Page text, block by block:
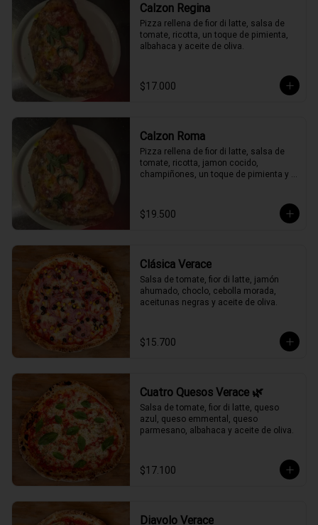
Calzon Regina
Pizza rellena de fior di latte, salsa de
tomate, ricotta, un toque de pimienta,
albahaca y aceite de oliva.
$17.000
Calzon Roma
Pizza rellena de fior di latte, salsa de
tomate, ricotta, jamon cocido,
champiñones, un toque de pimienta y
$19.500
Clásica Verace
Salsa de tomate, fior di latte, jamón
ahumado, choclo, cebolla morada,
aceitunas negras y aceite de oliva.
$15.700
Cuatro Quesos Verace 🌿
Salsa de tomate, fior di latte, queso
azul, queso emmental, queso
parmesano, albahaca y aceite de oliva.
$17.100
Diavolo Verace